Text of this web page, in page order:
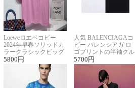
Loeweロエベコピー
2024年早春ソリッドカ
ラークラシックビッグ
ロゴ刺繍Tシャツ
5800 円
人気 BALENCIAGAコ
ピー バレンシアガ ロ
ゴプリントの半袖クル
ーネックTシャツ
5700 円